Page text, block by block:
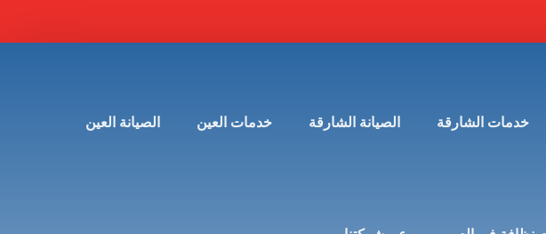
خدمات الشارقة الصيانة الشارقة خدمات العين الصيانة العين